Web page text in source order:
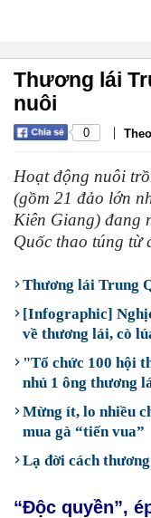
Thương lái
nuôi
0 |
Hoạt động nuôi
(gồm 21 đảo lớn
Kiên Giang) đang
Quốc thao túng từ
Thương lái Trung
[Infographic]
về thương lái, cò
"Tổ chức 100 hội
nhủ 1 ông thương
Mừng ít, lo nhiều
mua gà “tiến vua”
Lạ đời cách
“Độc quyền”,